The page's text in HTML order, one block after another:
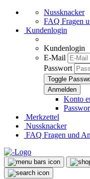
Nussknacker
FAQ Fragen
Kundenlogin
Kundenlogin
E-Mail
Passwort
Toggle
Konto
Merkzettel
Nussknacker
FAQ Fragen und